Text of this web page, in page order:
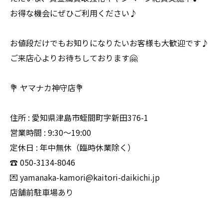
お得な機会にぜひご利用ください♪
お値段だけでもお知りになりたいお客様も大歓迎です♪
ご来店心よりお待ちしております🤗
💐 ヤマナカ神守店💐
住所 : 愛知県津島市蛭間町字新田376-1
営業時間 : 9:30〜19:00
定休日 : 年中無休（臨時休業除く）
☎️ 050-3134-8046
💌 yamanaka-kamori@kaitori-daikichi.jp
店舗前駐車場あり